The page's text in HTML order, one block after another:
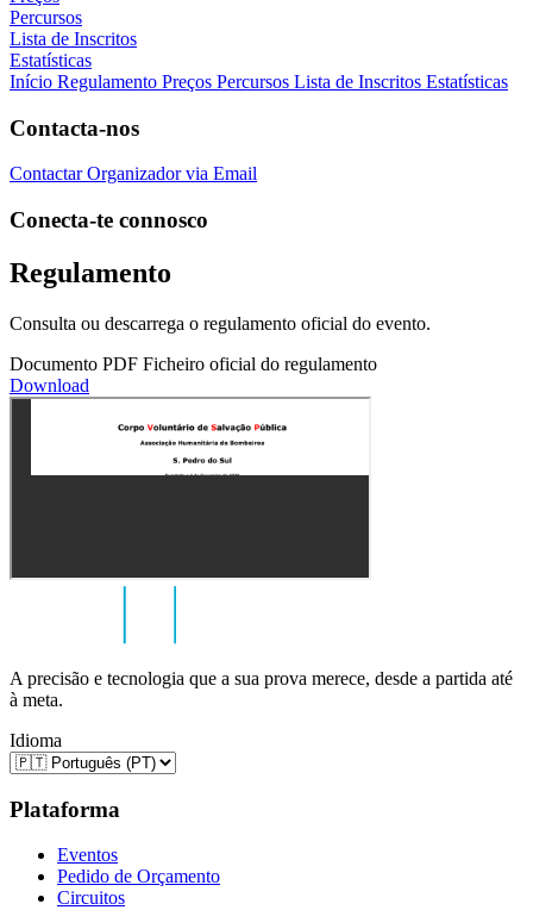
Percursos
Lista de Inscritos
Estatísticas
Início Regulamento Preços Percursos Lista de Inscritos Estatísticas
Contacta-nos
Contactar Organizador via Email
Conecta-te connosco
Regulamento
Consulta ou descarrega o regulamento oficial do evento.
Documento PDF Ficheiro oficial do regulamento
Download
A precisão e tecnologia que a sua prova merece, desde a partida até
à meta.
Idioma
Plataforma
Eventos
Pedido de Orçamento
Circuitos